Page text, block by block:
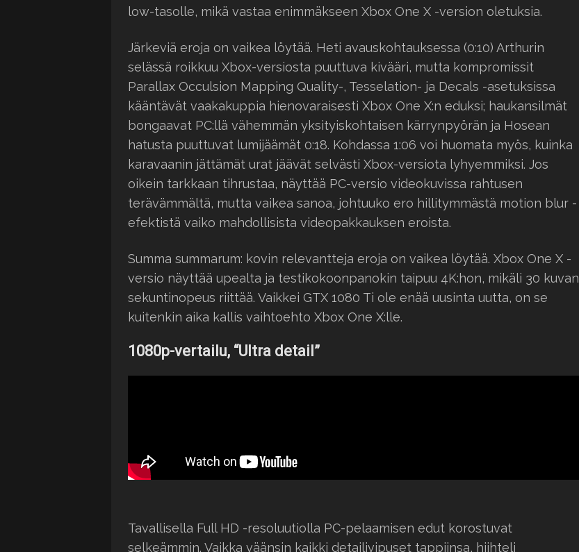
low-tasolle, mikä vastaa enimmäkseen Xbox One X -version oletuksia.
Järkeviä eroja on vaikea löytää. Heti avauskohtauksessa (0:10) Arthurin
selässä roikkuu Xbox-versiosta puuttuva kivääri, mutta kompromissit
Parallax Occulsion Mapping Quality-, Tesselation- ja Decals -asetuksissa
kääntävät vaakakuppia hienovaraisesti Xbox One X:n eduksi; haukansilmät
bongaavat PC:llä vähemmän yksityiskohtaisen kärrynpyörän ja Hosean
hatusta puuttuvat lumijäämät 0:18. Kohdassa 1:06 voi huomata myös, kuinka
karavaanin jättämät urat jäävät selvästi Xbox-versiota lyhyemmiksi. Jos
oikein tarkkaan tihrustaa, näyttää PC-versio videokuvissa rahtusen
terävämmältä, mutta vaikea sanoa, johtuuko ero hillitymmästä motion blur -
efektistä vaiko mahdollisista videopakkauksen eroista.
Summa summarum: kovin relevantteja eroja on vaikea löytää. Xbox One X -
versio näyttää upealta ja testikokoonpanokin taipuu 4K:hon, mikäli 30 kuvan
sekuntinopeus riittää. Vaikkei GTX 1080 Ti ole enää uusinta uutta, on se
kuitenkin aika kallis vaihtoehto Xbox One X:lle.
1080p-vertailu, “Ultra detail”
Tavallisella Full HD -resoluutiolla PC-pelaamisen edut korostuvat
selkeämmin. Vaikka väänsin kaikki detailivipuset tappiinsa, hiihteli